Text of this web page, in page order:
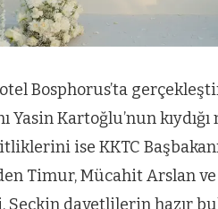
Bosphorus’ta
Yasin Kartoğlu’nun
ise KKTC
Timur, Mücahit Arslan
Seçkin davetlilerin hazır